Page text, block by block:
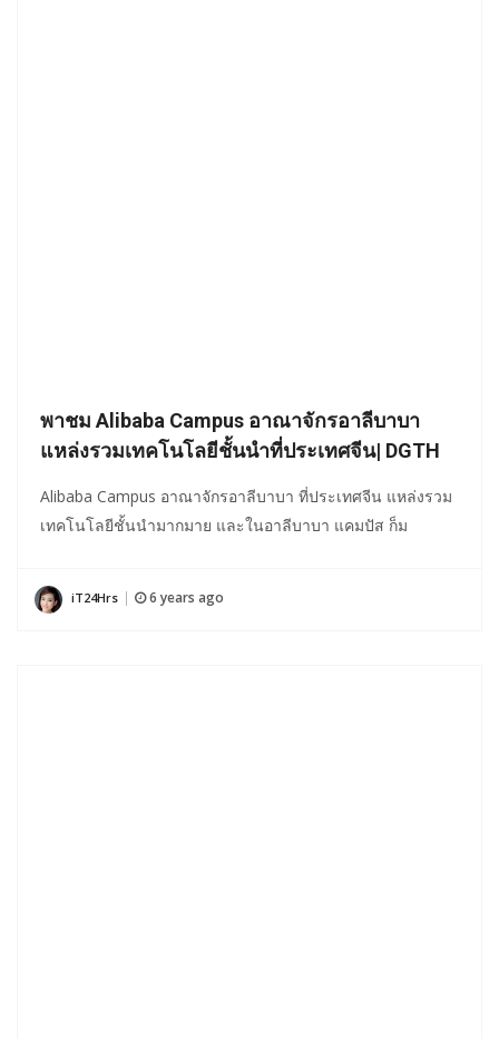
พาชม Alibaba Campus อาณาจักรอาลีบาบา
แหล่งรวมเทคโนโลยีชั้นนำที่ประเทศจีน| DGTH
Alibaba Campus อาณาจักรอาลีบาบา ที่ประเทศจีน แหล่งรวม
เทคโนโลยีชั้นนำมากมาย และในอาลีบาบา แคมปัส ก็ม
iT24Hrs 6 years ago